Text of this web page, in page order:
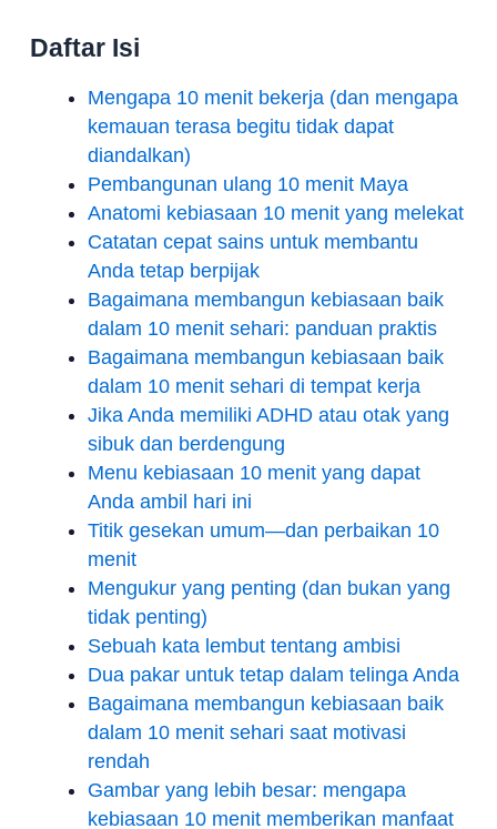
Daftar Isi
Mengapa 10 menit bekerja (dan mengapa
kemauan terasa begitu tidak dapat
diandalkan)
Pembangunan ulang 10 menit Maya
Anatomi kebiasaan 10 menit yang melekat
Catatan cepat sains untuk membantu
Anda tetap berpijak
Bagaimana membangun kebiasaan baik
dalam 10 menit sehari: panduan praktis
Bagaimana membangun kebiasaan baik
dalam 10 menit sehari di tempat kerja
Jika Anda memiliki ADHD atau otak yang
sibuk dan berdengung
Menu kebiasaan 10 menit yang dapat
Anda ambil hari ini
Titik gesekan umum—dan perbaikan 10
menit
Mengukur yang penting (dan bukan yang
tidak penting)
Sebuah kata lembut tentang ambisi
Dua pakar untuk tetap dalam telinga Anda
Bagaimana membangun kebiasaan baik
dalam 10 menit sehari saat motivasi
rendah
Gambar yang lebih besar: mengapa
kebiasaan 10 menit memberikan manfaat